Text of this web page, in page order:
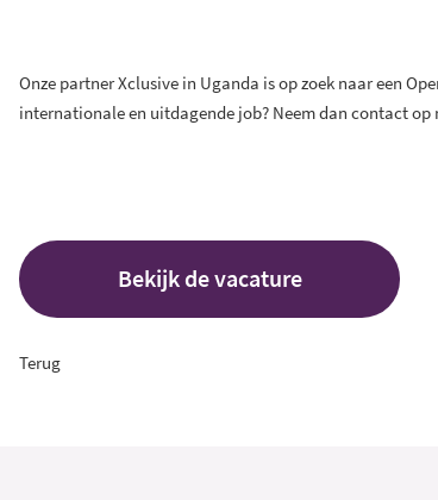
Onze partner Xclusive in Uganda is op zoek naar een
internationale en uitdagende job? Neem dan contact
Bekijk de vacature
Terug